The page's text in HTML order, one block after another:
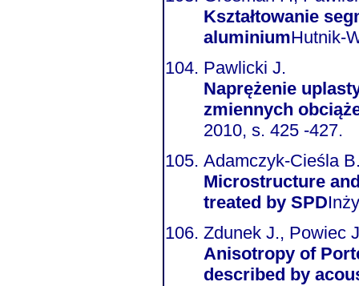
Kształtowanie
aluminiumHutnik-
Pawlicki J.
Naprężenie
zmiennych
2010, s. 425 -427.
Adamczyk-Cieśla
Microstructure
treated by SPD
Zdunek J., Powiec
Anisotropy of
described by